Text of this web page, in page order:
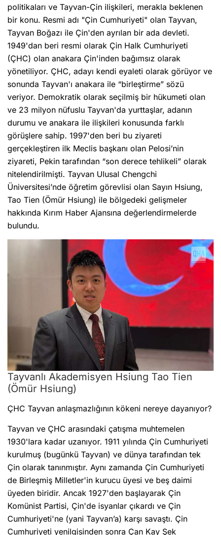
politikaları ve Tayvan-Çin ilişkileri, merakla beklenen
bir konu. Resmi adı "Çin Cumhuriyeti" olan Tayvan,
Tayvan Boğazı ile Çin'den ayrılan bir ada devleti.
1949'dan beri resmi olarak Çin Halk Cumhuriyeti
(ÇHC) olan anakara Çin'inden bağımsız olarak
yönetiliyor. ÇHC, adayı kendi eyaleti olarak görüyor ve
sonunda Tayvan'ı anakara ile “birleştirme” sözü
veriyor. Demokratik olarak seçilmiş bir hükumeti olan
ve 23 milyon nüfuslu Tayvan'da yurttaşlar, adanın
durumu ve anakara ile ilişkileri konusunda farklı
görüşlere sahip. 1997'den beri bu ziyareti
gerçekleştiren ilk Meclis başkanı olan Pelosi’nin
ziyareti, Pekin tarafından “son derece tehlikeli” olarak
nitelendirilmişti. Tayvan Ulusal Chengchi
Üniversitesi’nde öğretim görevlisi olan Sayın Hsiung,
Tao Tien (Ömür Hsiung) ile bölgedeki gelişmeler
hakkında Kırım Haber Ajansına değerlendirmelerde
bulundu.
Tayvanlı Akademisyen Hsiung Tao Tien
(Ömür Hsiung)
ÇHC Tayvan anlaşmazlığının kökeni nereye dayanıyor?
Tayvan ve ÇHC arasındaki çatışma muhtemelen
1930'lara kadar uzanıyor. 1911 yılında Çin Cumhuriyeti
kurulmuş (bugünkü Tayvan) ve dünya tarafından tek
Çin olarak tanınmıştır. Aynı zamanda Çin Cumhuriyeti
de Birleşmiş Milletler'in kurucu üyesi ve beş daimi
üyeden biridir. Ancak 1927'den başlayarak Çin
Komünist Partisi, Çin'de isyanlar çıkardı ve Çin
Cumhuriyeti'ne (yani Tayvan’a) karşı savaştı. Çin
Cumhuriyeti yenilgisinden sonra Çan Kay Şek